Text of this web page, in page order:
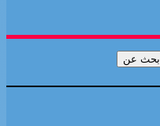
بحث عن